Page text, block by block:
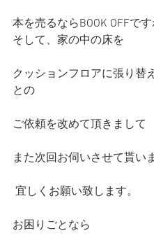
本を売るならBOOK OFFです
そして、家の中の床を
クッションフロアに張り替
との
ご依頼を改めて頂きまして
また次回お伺いさせて貰い
宜しくお願い致します。
お困りごとなら